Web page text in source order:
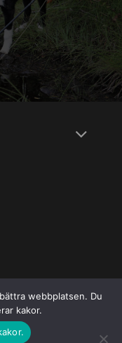
webbplatsen. Du
kakor.